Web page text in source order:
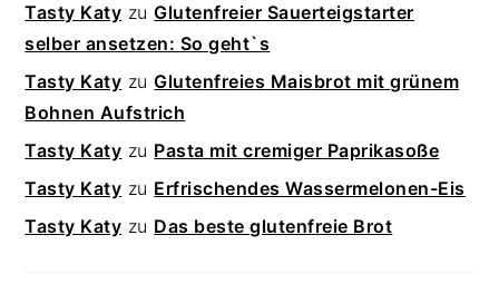
Tasty Katy zuGlutenfreier Sauerteigstarter
selber ansetzen: So geht`s
Tasty Katy zuGlutenfreies Maisbrot mit grünem
Bohnen Aufstrich
Tasty Katy zu Pasta mit cremiger Paprikasoße
Tasty Katy zu Erfrischendes Wassermelonen-Eis
Tasty Katy zu Das beste glutenfreie Brot